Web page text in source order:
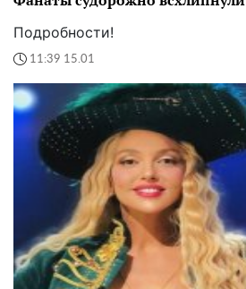
Подробности!
11:39 15.01